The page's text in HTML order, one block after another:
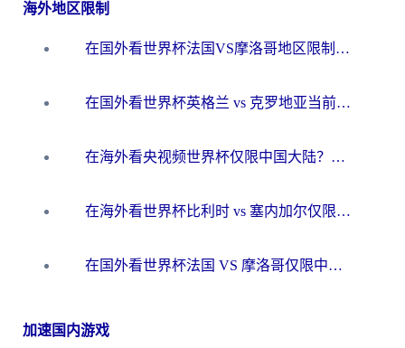
海外地区限制
在国外看世界杯法国VS摩洛哥地区限制？这篇指南让你流畅看中文解说无压力
在国外看世界杯英格兰 vs 克罗地亚当前地区不可播放？这篇指南帮你搞定所有海外观赛难题
在海外看央视频世界杯仅限中国大陆？这篇指南帮你解锁中文解说+无卡顿直播
在海外看世界杯比利时 vs 塞内加尔仅限中国大陆？我找到了最流畅的中文解说之路
在国外看世界杯法国 VS 摩洛哥仅限中国大陆？海外党这样看中文解说赛事不卡顿
加速国内游戏